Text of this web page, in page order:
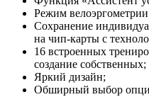
Режим
Сохранение
на чип-карты с
16 встроенных
создание собственных;
Яркий дизайн;
Обширный выбор